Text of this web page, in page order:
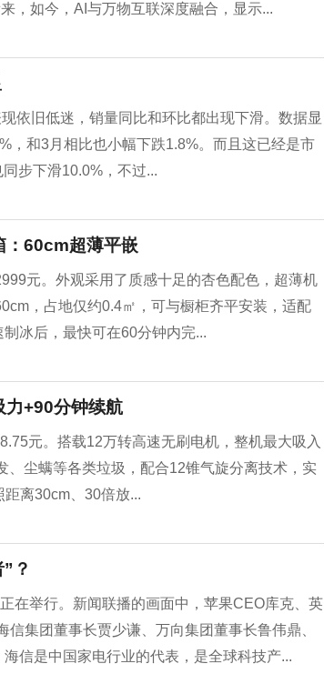
，如今，AI与万物互联深度融合，显示...
依旧低迷，销量同比和环比都出现下滑。数据显
，和3月相比也小幅下跌1.8%。而且这已经是市
步下滑10.0%，不过...
：60cm超薄平嵌
元。外观采用了质感十足的杏色配色，超薄机
，占地仅约0.4㎡，可与橱柜齐平安装，适配
冰后，最快可在60分钟内完...
力+90分钟续航
元。搭载12万转高速无刷电机，整机最大吸入
尘螨等各类垃圾，配合12锥气旋分离技术，实
离30cm、30倍放...
？
在举行。新闻联播的画面中，苹果CEO库克、英
集团董事长贾少谦、万向集团董事长鲁伟鼎、
信是中国家电行业的代表，是全球科技产...